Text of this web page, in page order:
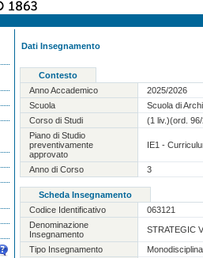
Dati Insegnamento
Contesto
Anno Accademico
2025/2026
Scuola
Scuola di
Corso di Studi
(1 liv.)(ord.
Piano di Studio
preventivamente
approvato
IE1 -
Anno di Corso 3
Scheda Insegnamento
Codice Identificativo
063121
Denominazione
Insegnamento
STRATEGIC
Tipo Insegnamento